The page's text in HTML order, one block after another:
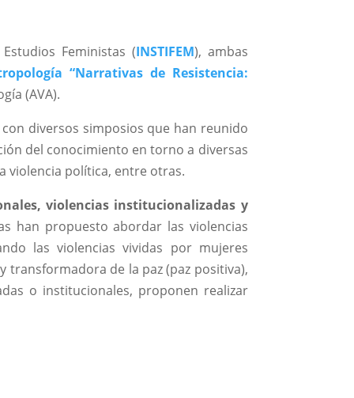
Feministas (INSTIFEM), ambas
“Narrativas de Resistencia:
(AVA).
diversos simposios que han reunido
del conocimiento en torno a diversas
violencia política, entre otras.
violencias institucionalizadas y
han propuesto abordar las violencias
las violencias vividas por mujeres
transformadora de la paz (paz positiva),
o institucionales, proponen realizar